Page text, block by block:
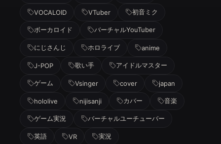
VOCALOID VTuber 初音ミク
ボーカロイド バーチャルYouTuber
にじさんじ ホロライブ anime
J-POP 歌い手 アイドルマスター
ゲーム Vsinger cover japan
hololive nijisanji カバー 音楽
ゲーム実況 バーチャルユーチューバー
英語 VR 実況